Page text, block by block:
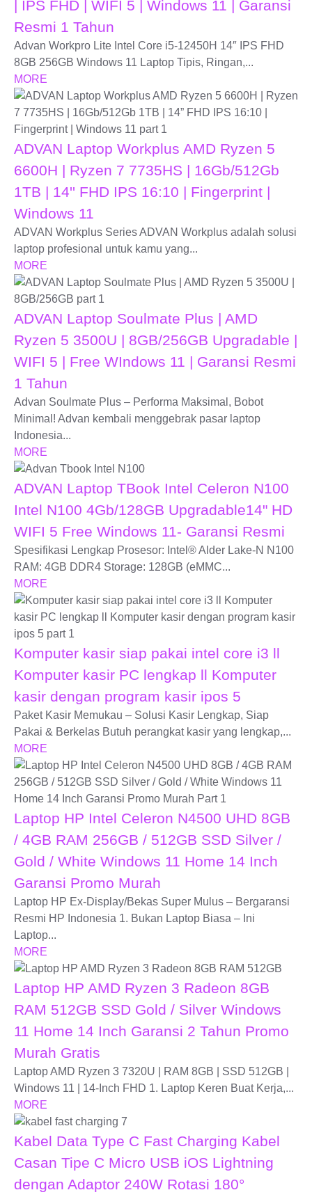
| IPS FHD | WIFI 5 | Windows 11 | Garansi
Resmi 1 Tahun
Advan Workpro Lite Intel Core i5-12450H 14″ IPS FHD
8GB 256GB Windows 11 Laptop Tipis, Ringan,...
MORE
ADVAN Laptop Workplus AMD Ryzen 5
6600H | Ryzen 7 7735HS | 16Gb/512Gb
1TB | 14'' FHD IPS 16:10 | Fingerprint |
Windows 11
ADVAN Workplus Series ADVAN Workplus adalah solusi
laptop profesional untuk kamu yang...
MORE
ADVAN Laptop Soulmate Plus | AMD
Ryzen 5 3500U | 8GB/256GB Upgradable |
WIFI 5 | Free WIndows 11 | Garansi Resmi
1 Tahun
Advan Soulmate Plus – Performa Maksimal, Bobot
Minimal! Advan kembali menggebrak pasar laptop
Indonesia...
MORE
ADVAN Laptop TBook Intel Celeron N100
Intel N100 4Gb/128GB Upgradable14" HD
WIFI 5 Free Windows 11- Garansi Resmi
Spesifikasi Lengkap Prosesor: Intel® Alder Lake-N N100
RAM: 4GB DDR4 Storage: 128GB (eMMC...
MORE
Komputer kasir siap pakai intel core i3 ll
Komputer kasir PC lengkap ll Komputer
kasir dengan program kasir ipos 5
Paket Kasir Memukau – Solusi Kasir Lengkap, Siap
Pakai & Berkelas Butuh perangkat kasir yang lengkap,...
MORE
Laptop HP Intel Celeron N4500 UHD 8GB
/ 4GB RAM 256GB / 512GB SSD Silver /
Gold / White Windows 11 Home 14 Inch
Garansi Promo Murah
Laptop HP Ex-Display/Bekas Super Mulus – Bergaransi
Resmi HP Indonesia 1. Bukan Laptop Biasa – Ini
Laptop...
MORE
Laptop HP AMD Ryzen 3 Radeon 8GB
RAM 512GB SSD Gold / Silver Windows
11 Home 14 Inch Garansi 2 Tahun Promo
Murah Gratis
Laptop AMD Ryzen 3 7320U | RAM 8GB | SSD 512GB |
Windows 11 | 14-Inch FHD 1. Laptop Keren Buat Kerja,...
MORE
Kabel Data Type C Fast Charging Kabel
Casan Tipe C Micro USB iOS Lightning
dengan Adaptor 240W Rotasi 180°